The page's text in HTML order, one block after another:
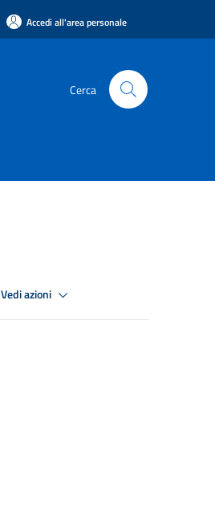
Accedi all'area personale
Cerca
Vedi azioni